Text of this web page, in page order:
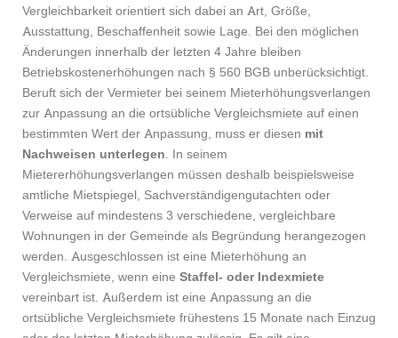
Vergleichbarkeit orientiert sich dabei an Art, Größe,
Ausstattung, Beschaffenheit sowie Lage. Bei den möglichen
Änderungen innerhalb der letzten 4 Jahre bleiben
Betriebskostenerhöhungen nach § 560 BGB unberücksichtigt.
Beruft sich der Vermieter bei seinem Mieterhöhungsverlangen
zur Anpassung an die ortsübliche Vergleichsmiete auf einen
bestimmten Wert der Anpassung, muss er diesen mit
Nachweisen unterlegen . In seinem
Mietererhöhungsverlangen müssen deshalb beispielsweise
amtliche Mietspiegel, Sachverständigengutachten oder
Verweise auf mindestens 3 verschiedene, vergleichbare
Wohnungen in der Gemeinde als Begründung herangezogen
werden. Ausgeschlossen ist eine Mieterhöhung an
Vergleichsmiete, wenn eine Staffel- oder Indexmiete
vereinbart ist. Außerdem ist eine Anpassung an die
ortsübliche Vergleichsmiete frühestens 15 Monate nach Einzug